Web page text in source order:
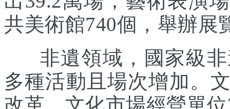
共美術館740個，舉辦展
非遺領域，國家級非
多種活動且場次增加。
改革，文化市場經營單